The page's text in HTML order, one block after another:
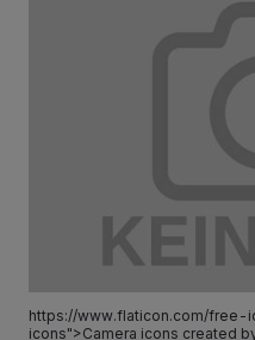
https://www.flaticon.com/free-
icons">Camera icons created